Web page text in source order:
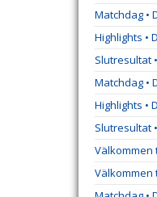
Matchdag •
Highlights •
Slutresultat
Matchdag •
Highlights •
Slutresultat
Välkommen
Välkommen